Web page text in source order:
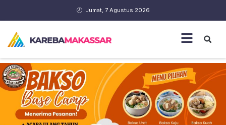
Jumat, 7 Agustus 2026